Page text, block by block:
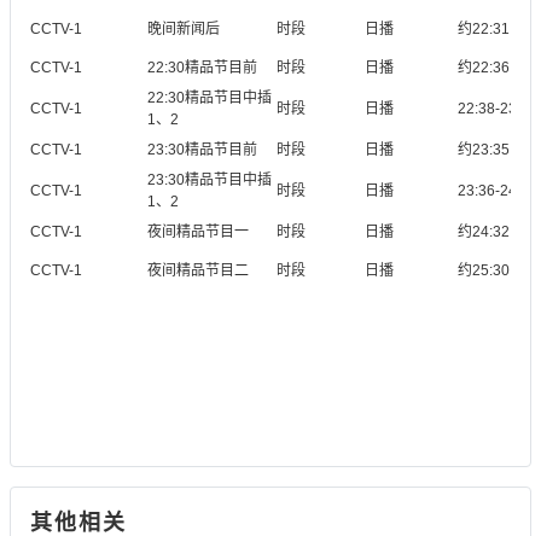
CCTV-1 晚间新闻后 时段 日播 约22:31
CCTV-1 22:30精品节目前 时段 日播 约22:36
CCTV-1
22:30精品节目中插
1、2
时段 日播 22:38-23:30
CCTV-1 23:30精品节目前 时段 日播 约23:35
CCTV-1
23:30精品节目中插
1、2
时段 日播 23:36-24:30
CCTV-1 夜间精品节目一 时段 日播 约24:32
CCTV-1 夜间精品节目二 时段 日播 约25:30
其他相关